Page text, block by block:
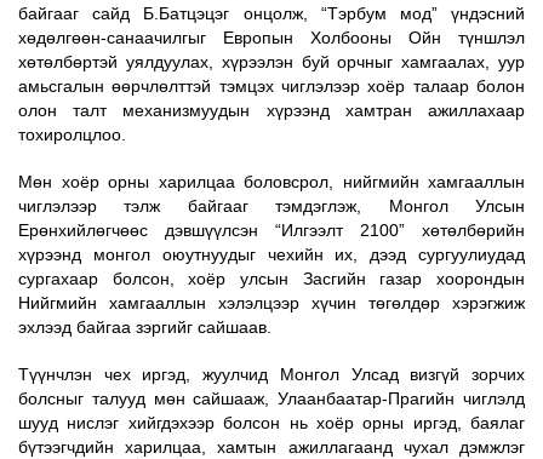
байгааг сайд Б.Батцэцэг онцолж, “Тэрбум мод”үндэсний
хөдөлгөөн-санаачилгыг Европын Холбооны Ойн түншлэл
хөтөлбөртэй уялдуулах,
хүрээлэн буй орчныг хамгаалах, уур
амьсгалын өөрчлөлттэй тэмцэхчиглэлээрхоёр талаар болон
олонталт механизмуудын хүрээнд хамтран ажиллахаар
тохиролцлоо
Мөн хоёр орны харилцаа боловсрол, нийгмийн хамгааллын
чиглэлээр тэлж байгааг тэмдэглэж, Монгол Улсын
Ерөнхийлөгчөөс дэвшүүлсэн “Илгээлт 2100” хөтөлбөрийн
хүрээнд монгол оюутнуудыг чехийн их, дээд сургуулиудад
сургахаар болсон, хоёр улсын Засгийн газар хоорондын
Нийгмийн хамгааллын хэлэлцээр хүчин төгөлдөр хэрэгжиж
эхлээд байгаа зэргийг сайшаав.
Түүнчлэн чех иргэд, жуулчид Монгол Улсад визгүй зорчих
болсныг талууд мөн сайшааж, Улаанбаатар-Прагийн чиглэлд
шууд нислэг хийгдэхээр болсон нь хоёр орны иргэд, баялаг
бүтээгчдийн харилцаа, хамтын ажиллагаанд чухал дэмжлэг